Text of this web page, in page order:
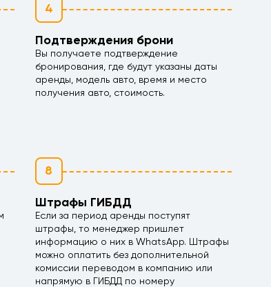
4
Подтверждения брони
Вы получаете подтверждение
бронирования, где будут указаны даты
аренды, модель авто, время и место
получения авто, стоимость.
8
Штрафы ГИБДД
Если за период аренды поступят
штрафы, то менеджер пришлет
информацию о них в WhatsApp. Штрафы
можно оплатить без дополнительной
комиссии переводом в компанию или
напрямую в ГИБДД по номеру